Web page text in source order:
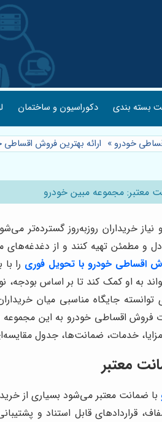
بسته بندی دکوراسیون و ساختمان
خودرو » ارائه بهترین فروش
معتبر: مجموعه مبین خودرو
نیاز خریداران روزبه‌روز گسترده‌تر
و مطمئن تهیه کنند و از
اقساطی خودرو با تحویل فوری را
به او کمک کند تا بر اساس
توانسته جایگاه مناسبی میان
فروش اقساطی خودرو به این مجموعه
خدمات، ضمانت‌ها، جدول
معتبر
با ضمانت معتبر می‌شود بسیاری از
قراردادهای قابل استناد و